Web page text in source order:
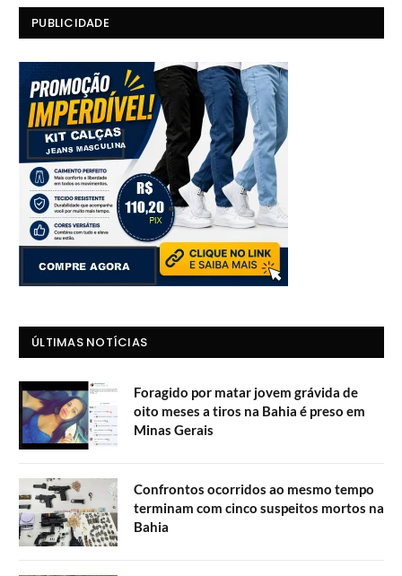
PUBLICIDADE
ÚLTIMAS NOTÍCIAS
Foragido por matar jovem grávida de
oito meses a tiros na Bahia é preso em
Minas Gerais
Confrontos ocorridos ao mesmo tempo
terminam com cinco suspeitos mortos na
Bahia